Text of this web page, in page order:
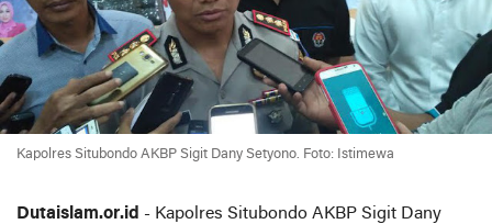
Kapolres Situbondo AKBP Sigit Dany Setyono. Foto: Istimewa
Dutaislam.or.id - Kapolres Situbondo AKBP Sigit Dany